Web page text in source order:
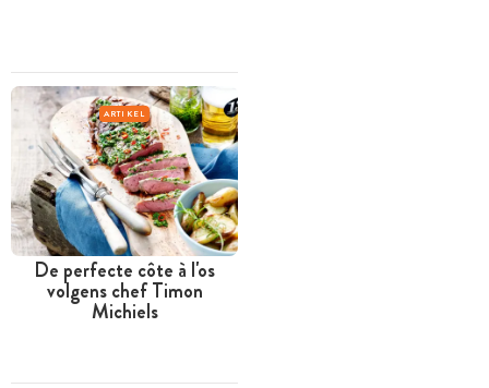
ARTIKEL
De perfecte côte à l'os
volgens chef Timon
Michiels